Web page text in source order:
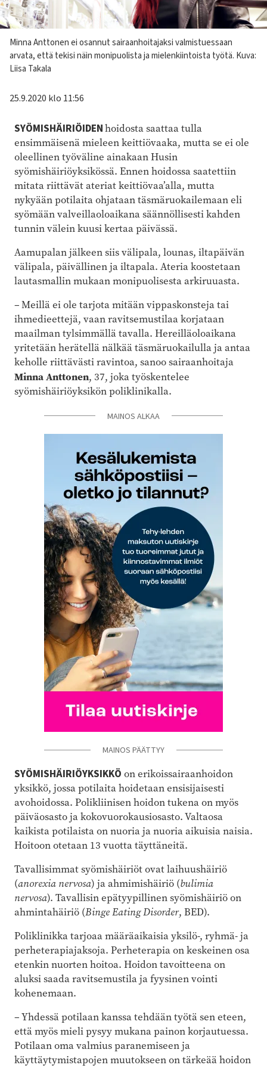
Kuvateksti
Minna Anttonen ei osannut sairaanhoitajaksi valmistuessaan
arvata, että tekisi näin monipuolista ja mielenkiintoista työtä. Kuva:
Liisa Takala
25.9.2020 klo 11:56
SYÖMISHÄIRIÖIDENhoidosta saattaa tulla
ensimmäisenä mieleen keittiövaaka, mutta se ei ole
oleellinen työväline ainakaan Husin
syömishäiriöyksikössä. Ennen hoidossa saatettiin
mitata riittävät ateriat keittiövaa’alla, mutta
nykyään potilaita ohjataan täsmäruokailemaan eli
syömään valveillaoloaikana säännöllisesti kahden
tunnin välein kuusi kertaa päivässä.
Aamupalan jälkeen siis välipala, lounas, iltapäivän
välipala, päivällinen ja iltapala. Ateria koostetaan
lautasmallin mukaan monipuolisesta arkiruuasta.
– Meillä ei ole tarjota mitään vippaskonsteja tai
ihmedieettejä, vaan ravitsemustilaa korjataan
maailman tylsimmällä tavalla. Hereilläoloaikana
yritetään herätellä nälkää täsmäruokailulla ja antaa
keholle riittävästi ravintoa, sanoo sairaanhoitaja
Minna Anttonen, 37, joka työskentelee
syömishäiriöyksikön poliklinikalla.
MAINOS ALKAA
MAINOS PÄÄTTYY
SYÖMISHÄIRIÖYKSIKKÖ on erikoissairaanhoidon
yksikkö, jossa potilaita hoidetaan ensisijaisesti
avohoidossa. Polikliinisen hoidon tukena on myös
päiväosasto ja kokovuorokausiosasto. Valtaosa
kaikista potilaista on nuoria ja nuoria aikuisia naisia.
Hoitoon otetaan 13 vuotta täyttäneitä.
Tavallisimmat syömishäiriöt ovat laihuushäiriö
(anorexia nervosa) ja ahmimishäiriö (bulimia
nervosa). Tavallisin epätyypillinen syömishäiriö on
ahmintahäiriö (Binge Eating Disorder, BED).
Poliklinikka tarjoaa määräaikaisia yksilö-, ryhmä- ja
perheterapiajaksoja. Perheterapia on keskeinen osa
etenkin nuorten hoitoa. Hoidon tavoitteena on
aluksi saada ravitsemustila ja fyysinen vointi
kohenemaan.
– Yhdessä potilaan kanssa tehdään työtä sen eteen,
että myös mieli pysyy mukana painon korjautuessa.
Potilaan oma valmius paranemiseen ja
käyttäytymistapojen muutokseen on tärkeää hoidon